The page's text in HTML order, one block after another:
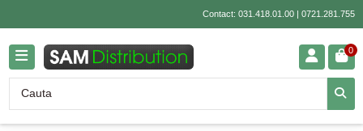
Contact: 031.418.01.00| 0721.281.755
0